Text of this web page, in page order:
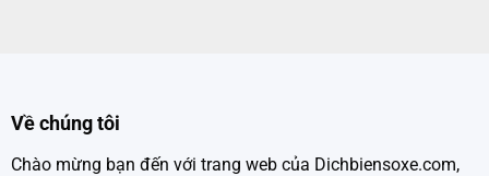
Về chúng tôi
Chào mừng bạn đến với trang web của Dichbiensoxe.com,